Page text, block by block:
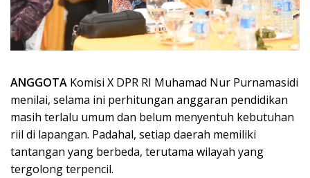
ANGGOTA Komisi X DPR RI Muhamad Nur Purnamasidi
menilai, selama ini perhitungan anggaran pendidikan
masih terlalu umum dan belum menyentuh kebutuhan
riil di lapangan. Padahal, setiap daerah memiliki
tantangan yang berbeda, terutama wilayah yang
tergolong terpencil.